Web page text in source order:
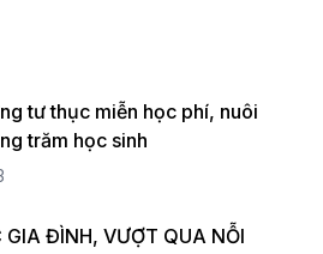
tư thục miễn học phí, nuôi
trăm học sinh
GIA ĐÌNH, VƯỢT QUA NỖI